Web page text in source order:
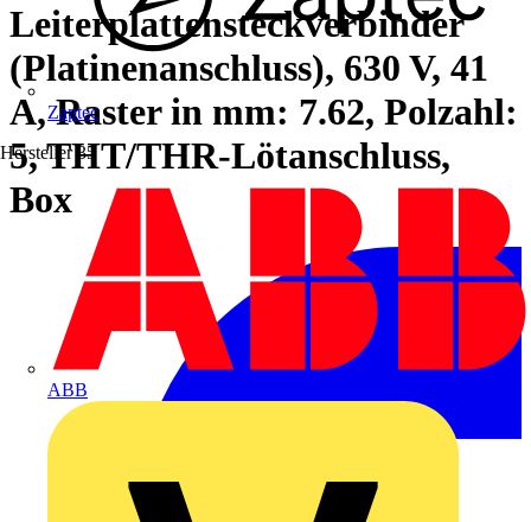
Zaptec
Hersteller 35
ABB
Leiterplattensteckverbinder
(Platinenanschluss), 630 V, 41
A, Raster in mm: 7.62, Polzahl:
5, THT/THR-Lötanschluss,
Box